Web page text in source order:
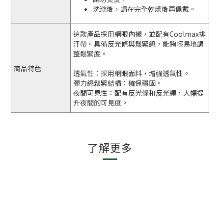
洗滌後，請在完全乾燥後再佩戴。
商品特色
這款產品採用網眼內襯，並配有Coolmax排
汗帶。具備反光條與鬆緊繩，能夠輕易地調
整鬆緊度。
透氣性：採用網眼面料，增強透氣性。
彈力繩鬆緊結構：確保穩固。
夜間可見性：配有反光條和反光繩，大幅提
升夜間的可見度。
了解更多